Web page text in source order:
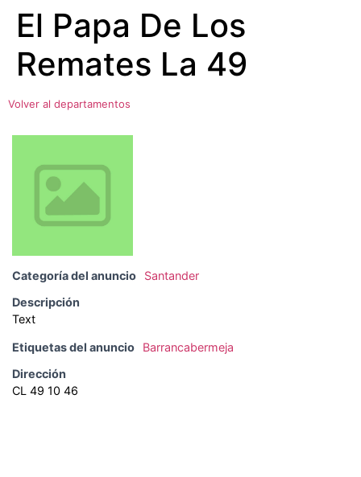
contenido
El Papa De Los
Remates La 49
Volver al departamentos
Categoría del anuncio
Santander
Descripción
Text
Etiquetas del anuncio
Barrancabermeja
Dirección
CL 49 10 46